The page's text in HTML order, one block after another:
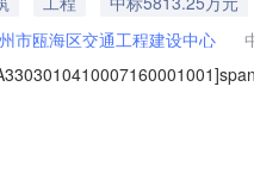
市瓯海区交通工程建设中心
电话:0577-